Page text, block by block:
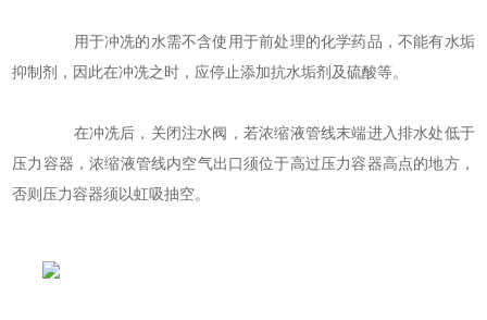
用于冲冼的水需不含使用于前处理的化学药品，不能有水垢
抑制剂，因此在冲冼之时，应停止添加抗水垢剂及硫酸等。
在冲冼后，关闭注水阀，若浓缩液管线末端进入排水处低于
压力容器，浓缩液管线内空气出口须位于高过压力容器高点的地方，
否则压力容器须以虹吸抽空。